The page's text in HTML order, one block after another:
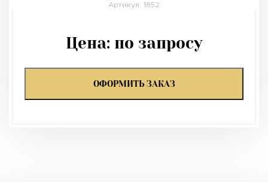
Артикул: 1852
Цена: по запросу
ОФОРМИТЬ ЗАКАЗ